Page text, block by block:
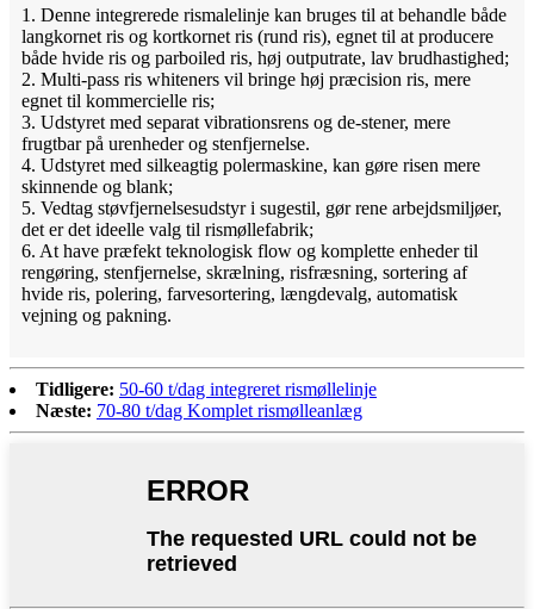
1. Denne integrerede rismalelinje kan bruges til at behandle både
langkornet ris og kortkornet ris (rund ris), egnet til at producere
både hvide ris og parboiled ris, høj outputrate, lav brudhastighed;
2. Multi-pass ris whiteners vil bringe høj præcision ris, mere
egnet til kommercielle ris;
3. Udstyret med separat vibrationsrens og de-stener, mere
frugtbar på urenheder og stenfjernelse.
4. Udstyret med silkeagtig polermaskine, kan gøre risen mere
skinnende og blank;
5. Vedtag støvfjernelsesudstyr i sugestil, gør rene arbejdsmiljøer,
det er det ideelle valg til rismøllefabrik;
6. At have præfekt teknologisk flow og komplette enheder til
rengøring, stenfjernelse, skrælning, risfræsning, sortering af
hvide ris, polering, farvesortering, længdevalg, automatisk
vejning og pakning.
Tidligere: 50-60 t/dag integreret rismøllelinje
Næste: 70-80 t/dag Komplet rismølleanlæg